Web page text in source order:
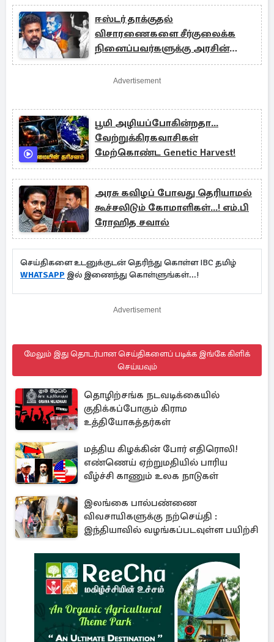
ஈஸ்டர் தாக்குதல்
விசாரணைகளை சீர்குலைக்க
நினைப்பவர்களுக்கு அரசின்
நேரடி எச்சரிக்கை
Advertisement
பூமி அழியப்போகின்றதா...
வேற்றுக்கிரகவாசிகள்
மேற்கொண்ட Genetic Harvest!
அரசு கவிழப் போவது தெரியாமல்
கூச்சலிடும் கோமாளிகள்...! எம்.பி
ரோஹித சவால்
செய்திகளை உடனுக்குடன் தெரிந்து கொள்ள IBC தமிழ்
WHATSAPP இல் இணைந்து கொள்ளுங்கள்...!
Advertisement
மேலும் இது தொடர்பான செய்திகளைப் படிக்க இங்கே கிளிக்
செய்யவும்
தொழிற்சங்க நடவடிக்கையில்
குதிக்கப்போகும் கிராம
உத்தியோகத்தர்கள்
மத்திய கிழக்கின் போர் எதிரொலி!
எண்ணெய் ஏற்றுமதியில் பாரிய
வீழ்ச்சி காணும் உலக நாடுகள்
இலங்கை பால்பண்ணை
விவசாயிகளுக்கு நற்செய்தி :
இந்தியாவில் வழங்கப்படவுள்ள பயிற்சி